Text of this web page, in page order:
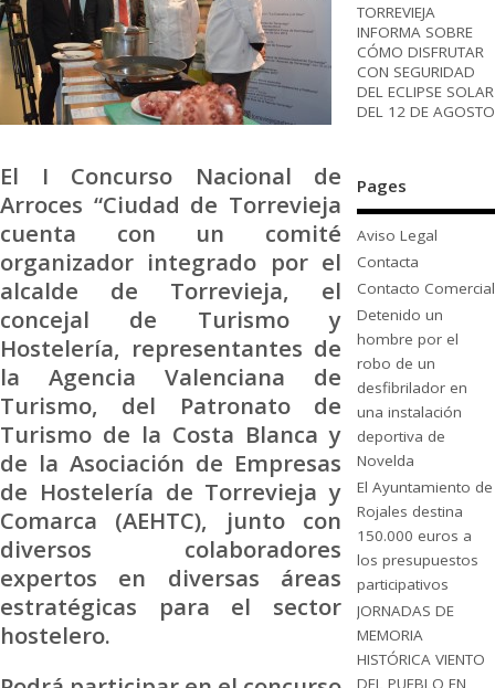
El I Concurso Nacional de
Arroces “Ciudad de Torrevieja
cuenta con un comité
organizador integrado por el
alcalde de Torrevieja, el
concejal de Turismo y
Hostelería, representantes de
la Agencia Valenciana de
Turismo, del Patronato de
Turismo de la Costa Blanca y
de la Asociación de Empresas
de Hostelería de Torrevieja y
Comarca (AEHTC), junto con
diversos colaboradores
expertos en diversas áreas
estratégicas para el sector
hostelero.
TORREVIEJA
INFORMA SOBRE
CÓMO DISFRUTAR
CON SEGURIDAD
DEL ECLIPSE SOLAR
DEL 12 DE AGOSTO
Pages
Aviso Legal
Contacta
Contacto Comercial
Detenido un
hombre por el
robo de un
desfibrilador en
una instalación
deportiva de
Novelda
El Ayuntamiento de
Rojales destina
150.000 euros a
los presupuestos
participativos
JORNADAS DE
MEMORIA
HISTÓRICA VIENTO
DEL PUEBLO EN